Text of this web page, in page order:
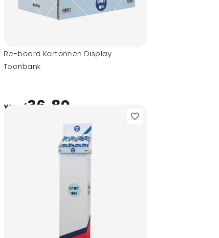
Re-board Kartonnen Display
Toonbank
vanaf36,80